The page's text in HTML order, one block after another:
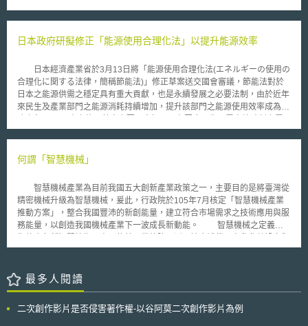
特定類型之民事訴訟並非沒有實益，如：維護智慧財產權事件、家庭事件
情形予以開放查閱；因此，主管機關提出三項問題向社會大眾徵求意見：
不得查閱通訊資料者，對於民事訴訟會產生何種影響；3、是否有特定之民
事訴訟類型，是排除1997年電信法第280條(1B)不適用。 實際觀察澳
洲政府所推動之該項公告，在其國內爭議相當大，不僅該項公告已臨近前述
修正生效日，且開放民事訴訟當事人得以查閱通訊資料之正當性疑慮仍未解
除，甚且，亦與近期國際上國家安全與人民隱私權保障間之衝突日趨顯著，
如：英國之調查權力法案（Investigatory Powers Act. 2016）不無關聯，因
值得後續觀察。
國製造，運送到英國組裝後，再販售至世界各地。Promega認為LifeTech將
該案爭點之一在271(f)(1)之詮釋及適用爭議：「一當事人未經授權自美
件，若元件尚未組合，而在美國境外將主要部分加以組合，如同其在美國境
內將該元件組合，應視為侵權者而負其責任。」 地院認為271(f)(1)中
的"all or a substantial portion"不符合本案只提供單一元件之情形，判定侵
權不成立。不過CAFC認為地院有不當解釋271(f)(1)，故認定LifeTech所販
售的聚合酶元件符合271(f)(1)規定的"substantial portion"應解釋為"重要的
將其中的"substantial portion"解釋為"大量"或"多的"，因此認定所述"單一元
所指的"多量"。 最終，最高法院認為，本案被告僅供應"單一元件"在境
同步刊登於TIPS網站（https://www.tips.org.tw ）」
日本政府研擬修正「能源使用合理化法」以提升能源效率
日本經濟產業省於3月13日將「能源使用合理化法(エネルギーの使用の
合理化に関する法律，簡稱節能法)」修正草案送交國會審議，節能法對於
日本之能源供需之穩定具有重大貢獻，也是永續發展之必要法制，由於近年
來民生及產業部門之能源消耗持續增加，提升該部門之能源使用效率成為當
力需求上，除了原本之節能政策外，強化電池及能源管理系統(含建築及家
Management System, 簡稱BEMS、HEMS)之運用、自主發電設備之建構、
築材料節能要求上，制定各種建築材料之節能標準，使新建築達成低能源消
耗之節能標準；並擴大Top Runner制度(凡適用品項欲上市之新產品均須優
於現行市面上所有能源產品之耗能標準)之機器設備適用對象。 由於日
本於福島核災後面臨供電吃緊之情況，提升能源效率並節約能源消耗成為當
務之急，新修正草案課予建築材料之節能義務標準，希望藉由該草案之通過
何謂「智慧機械」
智慧機械產業為目前我國五大創新產業政策之一，主要目的是將臺灣從
精密機械升級為智慧機械，爰此，行政院於105年7月核定「智慧機械產業
推動方案」，整合我國豐沛的新創能量，建立符合市場需求之技術應用與服
務能量，以創造我國機械產業下一波成長新動能。 智慧機械之定義係
自動排程等智慧化功能，並具備提供Total Solution及建立差異化競爭優勢之
量資料、3D列印、網實融合CPS、感測器等產業。而智慧製造係指產業導
入智慧機械，建構智慧生產線（具高效率、高品質、高彈性特徵），透過雲
系。 未來我國智慧機械與智慧製造領域仍待研發突破之項目有：工業
最多人閱讀
二次創作影片是否侵害著作權-以谷阿莫二次創作影片為例